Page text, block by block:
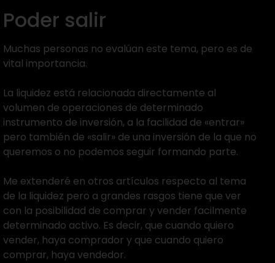
Poder salir
Muchas personas no evalúan este tema, pero es de
vital importancia.
La liquidez está relacionada directamente al
volumen de operaciones de determinado
instrumento de inversión, a la facilidad de «entrar»
pero también de «salir» de una inversión de la que no
queremos o no podemos seguir formando parte.
Me extenderé en otros artículos respecto al tema
de la liquidez pero a grandes rasgos tiene que ver
con la posibilidad de comprar y vender facilmente
determinado activo. Es decir, que cuando quiero
vender, haya comprador y que cuando quiero
comprar, haya vendedor.